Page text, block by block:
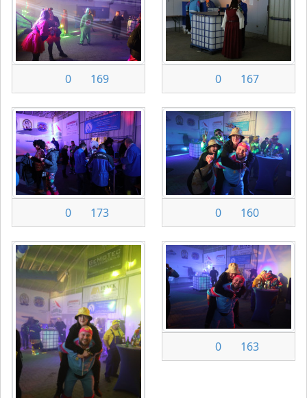
0 169 0 167
0 173 0 160
0 163